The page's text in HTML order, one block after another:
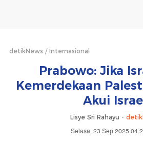
detikNews Internasional
Prabowo: Jika
Kemerdekaan
Akui Israel
Lisye Sri Rahayu -
Selasa, 23 Sep 2025